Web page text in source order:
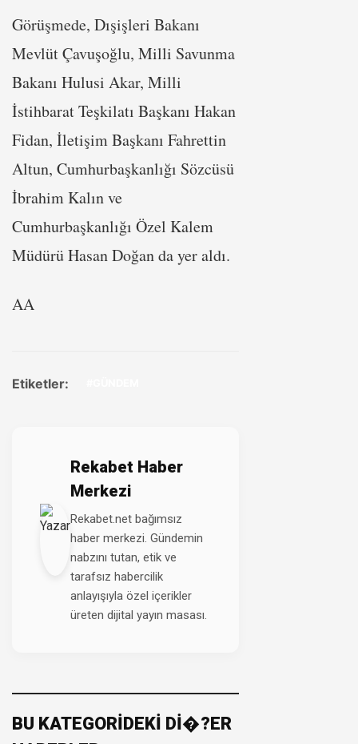
Görüşmede, Dışişleri Bakanı
Mevlüt Çavuşoğlu, Milli Savunma
Bakanı Hulusi Akar, Milli
İstihbarat Teşkilatı Başkanı Hakan
Fidan, İletişim Başkanı Fahrettin
Altun, Cumhurbaşkanlığı Sözcüsü
İbrahim Kalın ve
Cumhurbaşkanlığı Özel Kalem
Müdürü Hasan Doğan da yer aldı.
AA
Etiketler:
Rekabet Haber
Merkezi
Rekabet.net bağımsız
haber merkezi. Gündemin
nabzını tutan, etik ve
tarafsız habercilik
anlayışıyla özel içerikler
üreten dijital yayın masası.
BU KATEGORİDEKİ Dİ�?ER